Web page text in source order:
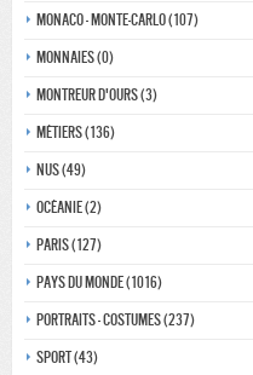
Monaco - monte-carlo (107)
Monnaies (0)
Montreur d'ours (3)
Métiers (136)
Nus (49)
Océanie (2)
Paris (127)
Pays du monde (1016)
Portraits - costumes (237)
Sport (43)